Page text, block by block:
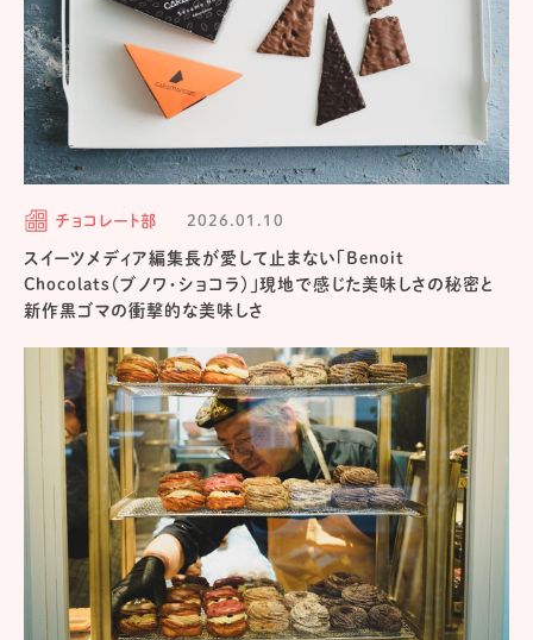
チョコレート部 2026.01.10
スイーツメディア編集長が愛して止まない「Benoit
Chocolats（ブノワ・ショコラ）」現地で感じた美味しさの秘密と
新作黒ゴマの衝撃的な美味しさ